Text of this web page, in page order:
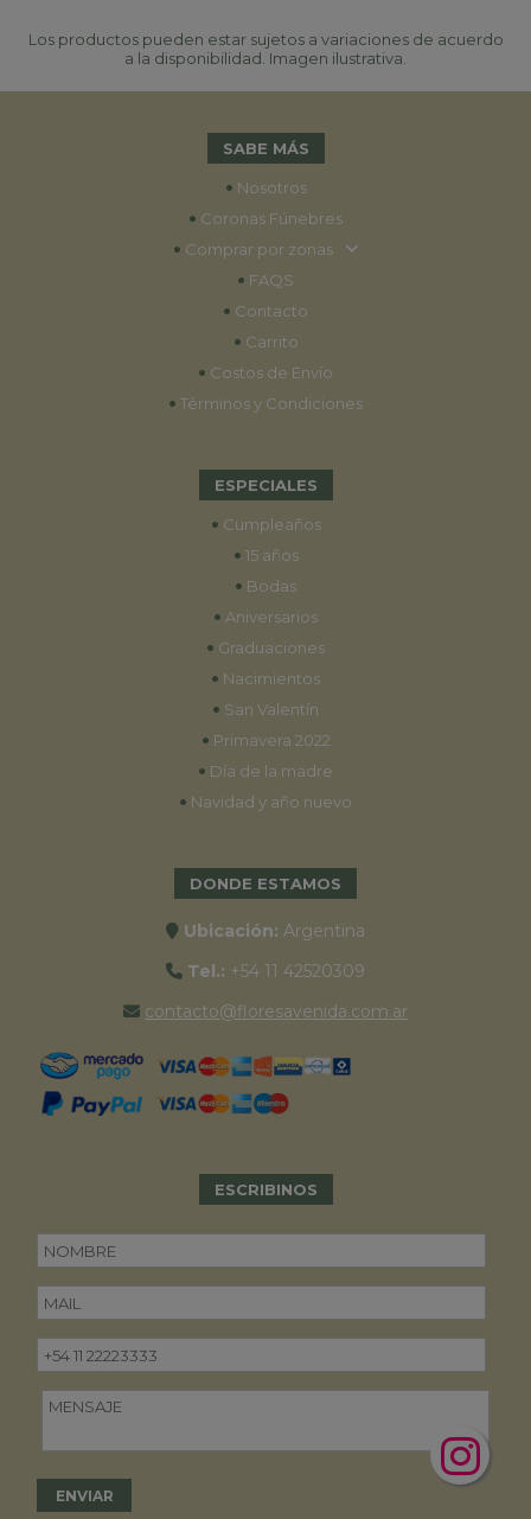
Los productos pueden estar sujetos a variaciones de acuerdo
a la disponibilidad. Imagen ilustrativa.
SABE MÁS
• Nosotros
• Coronas Fúnebres
• Comprar por zonas
• FAQS
• Contacto
• Carrito
• Costos de Envío
• Términos y Condiciones
ESPECIALES
• Cumpleaños
• 15 años
• Bodas
• Aniversarios
• Graduaciones
• Nacimientos
• San Valentín
• Primavera 2022
• Día de la madre
• Navidad y año nuevo
DONDE ESTAMOS
Ubicación: Argentina
Tel.: +54 11 42520309
contacto@floresavenida.com.ar
ESCRIBINOS